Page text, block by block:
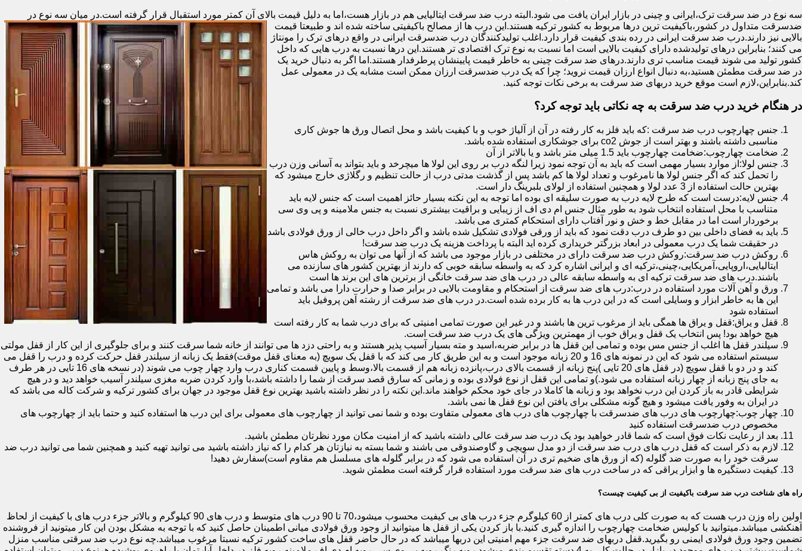
سه نوع در ضد سرقت ترک،ایرانی و چینی در بازار ایران یافت می شود.البته درب ضد سرقت ایتالیایی هم در بازار هست،اما به دلیل قیمت بالای آن کمتر مورد استقبال قرار گرفته است.در میان سه نوع در
ضدسرقت متداول در کشور،باکیفیت ترین درها مربوط به کشور ترکیه هستند.این درب ها از مصالح باکیفیتی ساخته شده اند و طبیعتا قیمت
بالایی نیز دارند.درب ضد سرقت ایرانی در رده بندی کیفیت قرار دارد.اغلب تولیدکنندگان درب ضدسرقت ایرانی در واقع درهای ترک را مونتاژ
می کنند؛ بنابراین درهای تولیدشده دارای کیفیت بالایی است اما نسبت به نوع ترک اقتصادی تر هستند.این درها نسبت به درب هایی که داخل
کشور تولید می شوند قیمت مناسب تری دارند.درهای ضد سرقت چینی به خاطر قیمت پایینشان پرطرفدار هستند.اما اگر به دنبال خرید یک
در ضد سرقت مطمئن هستید،به دنبال انواع ارزان قیمت نروید؛ چرا که یک درب ضدسرقت ارزان ممکن است مشابه یک در معمولی عمل
کند.بنابراین،لازم است موقع خرید دربهای ضد سرقت به برخی نکات توجه کنید.
در هنگام خرید درب ضد سرقت به چه نکاتی باید توجه کرد؟
جنس چهارچوب درب ضد سرقت :که باید فلز به کار رفته در آن از آلیاژ خوب و با کیفیت باشد و محل اتصال ورق ها جوش کاری
مناسبی داشته باشند و بهتر است از جوش co2 برای جوشکاری استفاده شده باشد.
ضخامت چهارچوب:ضخامت چهارچوب باید 1.5 میلی متر باشد و یا بالاتر از آن
جنس لولا:از موارد بسیار مهمی است که باید به آن توجه نمود زیرا لنگه درب بر روی این لولا ها میچرخد و باید بتواند به آسانی وزن درب
را تحمل کند که اگر جنس لولا ها نامرغوب و تعداد لولا ها کم باشد پس از گذشت مدتی درب از حالت تنظیم و رگلاژی خارج میشود که
بهترین حالت استفاده از 3 عدد لولا و همچنین استفاده از لولای بلبرینگ دار است.
جنس لایه:درست است که طرح لایه درب به صورت سلیقه ای بوده اما توجه به این نکته بسیار حائز اهمیت است که جنس لایه باید
متناسب با محل استفاده انتخاب شود به طور مثال جنس ام دی اف از زیبایی و براقیت بیشتری نسبت به جنس ملامینه و پی وی سی
برخوردار است اما در مقابل خط و خش و نور آفتاب دارای استحکام کمتری می باشد.
باید به فضای داخلی بین دو طرف درب دقت نمود که باید از ورقی فولادی تشکیل شده باشد و اگر داخل درب خالی از ورق فولادی باشد
در حقیقت شما یک درب معمولی در ابعاد بزرگتر خریداری کرده اید البته با پرداخت هزینه یک درب ضد سرقت!
روکش درب ضد سرقت:روکش درب ضد سرقت دارای در مختلفی در بازار موجود می باشد که از آنها می توان به روکش هاس
ایتالیایی،اروپایی،آمریکایی،چینی،ترکیه ای و ایرانی اشاره کرد که به واسطه سابقه خوبی که دارند از بهترین کشور های سازنده می
باشند.درب های ضد سرقت ترکیه ای به واسطه سابقه عالی در درب های ضد سرقت خانگی از برترین های این برند ها است
ورق و آهن آلات مورد استفاده در درب:درب های ضد سرقت از استحکام و مقاومت بالایی در برابر صدا و حرارت دارا می باشد و تمامی
این ها به خاطر ابزار و وسایلی است که در این درب ها به کار برده شده است.در درب های ضد سرقت از رشته آهن پروفیل باید
استفاده شود
قفل و یراق:قفل و یراق ها همگی باید از مرغوب ترین ها باشند و در غیر این صورت تمامی امنیتی که برای درب شما به کار رفته است
هیچ خواهد بود! پس انتخاب یک قفل و یراق خوب از مهمترین ویژگی های یک درب ضد سرقت است.
سیلندر قفل ها اغلب از جنس مس بوده و تمامی این قفل ها در برابر ضربه،اسید و مته بسیار آسیب پذیر هستند و به راحتی دزد ها می توانند از خانه شما سرقت کنند و برای جلوگیری از این کار از قفل مولتی
سیستم استفاده می شود که این در نمونه های 16 و 20 زبانه موجود است و به این طریق کار می کند که با قفل یک سویچ (به معنای قفل موقت)فقط یک زبانه از سیلندر قفل حرکت کرده و درب را قفل می
کند و در دو با قفل سویچ (در قفل های 20 تایی )پنج زبانه از قسمت بالای درب،پانزده زبانه هم از قسمت بالا،وسط و پایین قسمت کناری درب وارد چهار چوب می شوند (در نسخه های 16 تایی در هر طرف
به جای پنج زبانه از چهار زبانه استفاده می شود.)و تمامی این قفل از نوع فولادی بوده و زمانی که سارق قصد سرقت از شما را داشته باشد،با وارد کردن ضربه مغزی سیلندر آسیب خواهد دید و در هیچ
شرایطی قادر به باز کردن این درب نخواهد بود و زبانه ها کاملا در جای خود محکم خواهند ماند.این نکته را در نظر داشته باشید بهترین نوع قفل موجود در جهان برای کشور ترکیه و شرکت کاله می باشد که
در ایران به وفور یافت میشود و هیچ گونه مشکلی برای یافتن این نوع قفل ها نمی باشد.
چهار چوب:چهارچوب های درب های ضدسرقت با چهارچوب های درب های معمولی متفاوت بوده و شما نمی توانید از چهارچوب های معمولی برای این درب ها استفاده کنید و حتما باید از چهارچوب های
مخصوص درب ضدسرقت استفاده کنید
بعد از رعایت نکات فوق است که شما قادر خواهید بود یک درب ضد سرقت عالی داشته باشید که از امنیت مکان مورد نظرتان مطمئن باشید.
لازم به ذکر است که قفل درب های درب ضد سرقت از دو مدل سویچی و گاوصندوقی می باشند و شما بسته به نیازتان هر کدام را که نیاز داشته باشید می توانید تهیه کنید و همچنین شما می توانید درب ضد
سرقت خود را به صورت ضد گلوله (که از ورق های ضخیم تری در آن استفاده می شود که در برابر گلوله های مسلسل هم مقاوم است)سفارش دهید!
کیفیت دستگیره ها و ابزار یراقی که در ساخت درب های ضد سرقت مورد استفاده قرار گرفته است مطمئن شوید.
راه های شناخت درب ضد سرقت باکیفیت از بی کیفیت چیست؟
اولین راه وزن درب هست که به صورت کلی درب های کمتر از 60 کیلوگرم جزء درب های بی کیفیت محسوب میشود،70 تا 90 درب های متوسط و درب های 90 کیلوگرم و بالاتر جزء درب های با کیفیت از لحاظ
آهنکشی میباشد.میتوانید با کولیس ضخامت چهارچوب را اندازه گیری کنید.با باز کردن یکی از قفل ها میتوانید از وجود ورق فولادی میانی اطمینان حاصل کنید که با توجه به مشکل بودن این کار میتونید از فروشنده
تضمین وجود ورق فولادی ایمنی رو بگیرید.قفل دربهای ضد سرقت جزء مهم امنیتی این دربها میباشد که در حال حاضر قفل های ساخت کشور ترکیه نسبتا مرغوب میباشد.چه نوع درب ضد سرقتی مناسب منزل